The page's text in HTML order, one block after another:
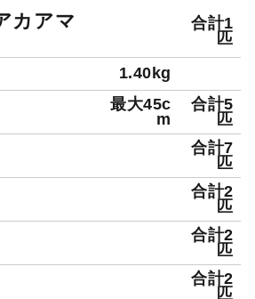
カアマ
合計1
匹
1.40kg
最大45c
m
合計5
匹
合計7
匹
合計2
匹
合計2
匹
合計2
匹